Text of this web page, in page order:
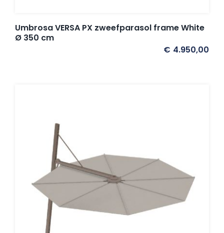
Umbrosa VERSA PX zweefparasol frame White
Ø 350 cm
€ 4.950,00